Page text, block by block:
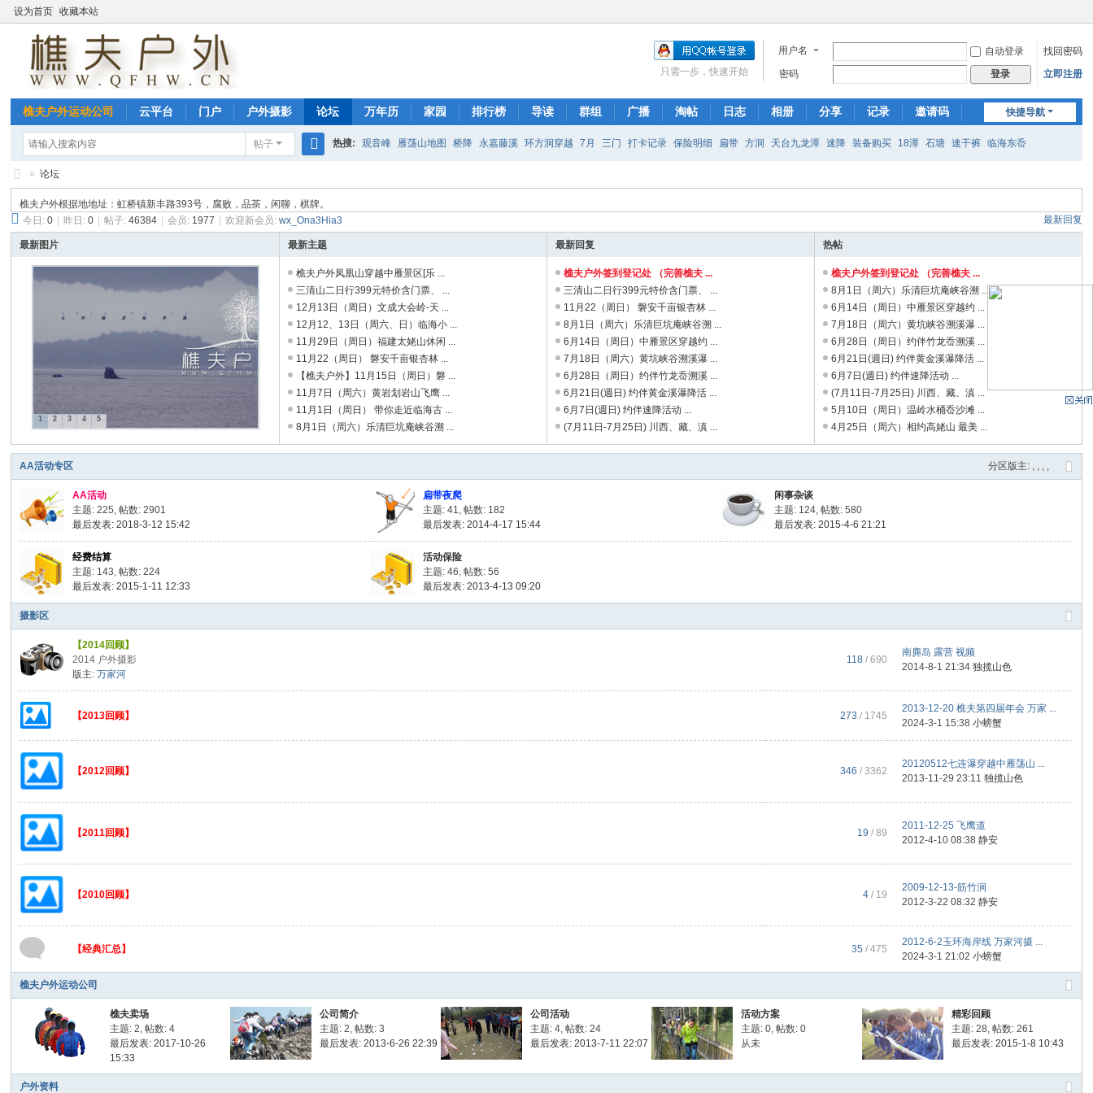
设为首页 收藏本站
用户名 自动登录
找回密码
密码
登录 立即注册
只需一步，快速开始
快捷导航
樵夫户外运动公司 云平台 门户 户外摄影 论坛 万年历 家园 排行榜 导读 群组 广播 淘帖 日志 相册 分享 记录 邀请码
帖子
索
热搜: 观音峰 雁荡山地图 桥降 永嘉藤溪 环方洞穿越 7月 三门 打卡记录 保险明细 扁带 方洞 天台九龙潭 速降 装备购买 18潭 石塘 速干裤 临海东岙
雁
荡
山
» 论坛
樵夫户外根据地地址：虹桥镇新丰路393号，腐败，品茶，闲聊，棋牌。
今日:0 昨日:0 帖子:46384 会员: 1977 欢迎新会员:wx_Ona3Hia3 最新回复
最新图片 最新主题
樵夫户外凤凰山穿越中雁景区[乐 ...
三清山二日行399元特价含门票、 ...
12月13日（周日）文成大会岭-天 ...
12月12、13日（周六、日）临海小 ...
11月29日（周日）福建太姥山休闲 ...
11月22（周日） 磐安千亩银杏林 ...
【樵夫户外】11月15日（周日）磐 ...
11月7日（周六）黄岩划岩山飞鹰 ...
11月1日（周日） 带你走近临海古 ...
8月1日（周六）乐清巨坑庵峡谷溯 ...
最新回复
樵夫户外签到登记处 （完善樵夫 ...
三清山二日行399元特价含门票、 ...
11月22（周日） 磐安千亩银杏林 ...
8月1日（周六）乐清巨坑庵峡谷溯 ...
6月14日（周日）中雁景区穿越约 ...
7月18日（周六）黄坑峡谷溯溪瀑 ...
6月28日（周日）约伴竹龙岙溯溪 ...
6月21日(週日) 约伴黄金溪瀑降活 ...
6月7日(週日) 约伴速降活动 ...
(7月11日-7月25日) 川西、藏、滇 ...
热帖
樵夫户外签到登记处 （完善樵夫 ...
8月1日（周六）乐清巨坑庵峡谷溯 ...
6月14日（周日）中雁景区穿越约 ...
7月18日（周六）黄坑峡谷溯溪瀑 ...
6月28日（周日）约伴竹龙岙溯溪 ...
6月21日(週日) 约伴黄金溪瀑降活 ...
6月7日(週日) 约伴速降活动 ...
(7月11日-7月25日) 川西、藏、滇 ...
5月10日（周日）温岭水桶岙沙滩 ...
4月25日（周六）相约高姥山 最美 ...